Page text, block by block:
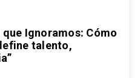
Ignoramos: Cómo
talento,